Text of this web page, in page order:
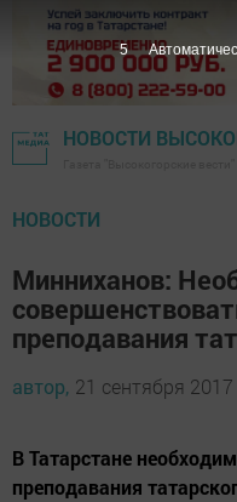
НОВОСТИ
НОВОСТИ
Минниханов:
преподавания
автор, 21 сентября
В Татарстане
преподавания
4